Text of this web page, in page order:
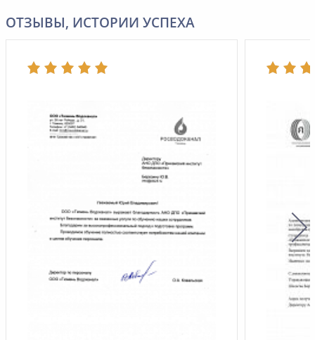
ОТЗЫВЫ, ИСТОРИИ УСПЕХА